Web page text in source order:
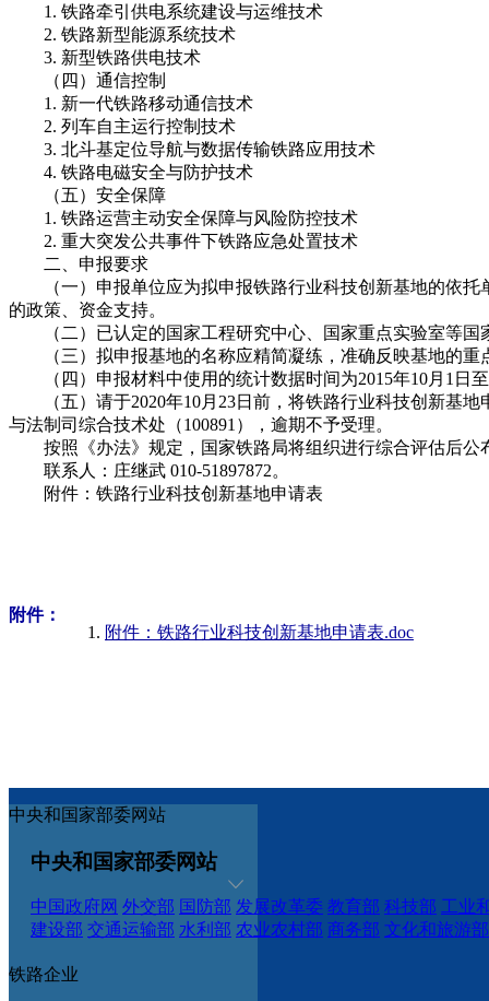
1. 铁路牵引供电系统建设与运维技术
2. 铁路新型能源系统技术
3. 新型铁路供电技术
（四）通信控制
1. 新一代铁路移动通信技术
2. 列车自主运行控制技术
3. 北斗基定位导航与数据传输铁路应用技术
4. 铁路电磁安全与防护技术
（五）安全保障
1. 铁路运营主动安全保障与风险防控技术
2. 重大突发公共事件下铁路应急处置技术
二、申报要求
（一）申报单位应为拟申报铁路行业科技创新基地的依托
的政策、资金支持。
（二）已认定的国家工程研究中心、国家重点实验室等国
（三）拟申报基地的名称应精简凝练，准确反映基地的重
（四）申报材料中使用的统计数据时间为2015年10月1日至
（五）请于2020年10月23日前，将铁路行业科技创新基地
与法制司综合技术处（100891），逾期不予受理。
按照《办法》规定，国家铁路局将组织进行综合评估后公
联系人：庄继武 010-51897872。
附件：铁路行业科技创新基地申请表
附件：
附件：铁路行业科技创新基地申请表.doc
中央和国家部委网站
中央和国家部委网站
中国政府网 外交部 国防部 发展改革委 教育部 科技部 工业
建设部 交通运输部 水利部 农业农村部 商务部 文化和旅游部
铁路企业